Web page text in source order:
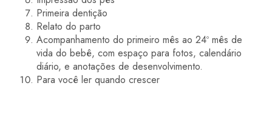
Primeira dentição
Relato do parto
Acompanhamento do primeiro mês ao 24º mês de
vida do bebê, com espaço para fotos, calendário
diário, e anotações de desenvolvimento.
Para você ler quando crescer